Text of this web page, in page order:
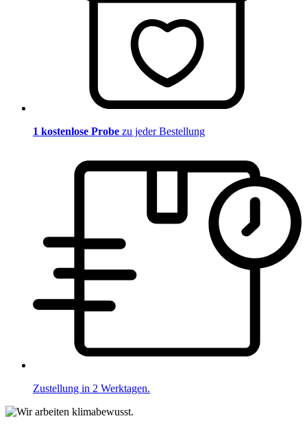
1 kostenlose Probe zu jeder Bestellung
Zustellung in 2 Werktagen.